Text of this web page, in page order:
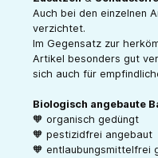
Auch bei den einzelnen
verzichtet.
Im Gegensatz zur
Artikel besonders gut
sich auch für
Biologisch angebaute
🧡 organisch gedüngt
🧡 pestizidfrei angebaut
🧡 entlaubungsmittelfrei